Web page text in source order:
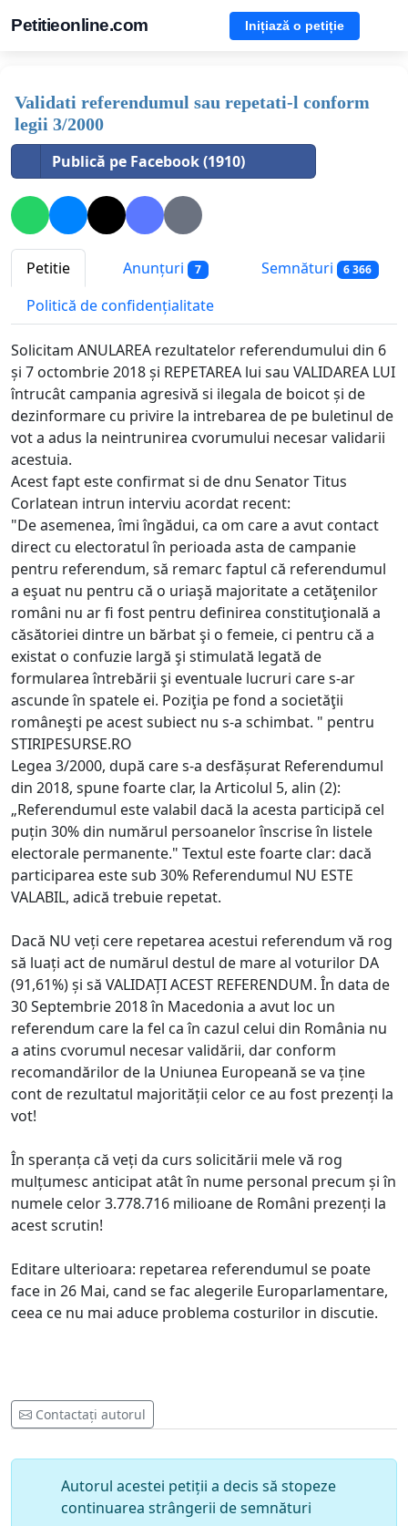
Petitieonline.com Inițiază o petiție
Validati referendumul sau repetati-l conform
legii 3/2000
Publică pe Facebook (1910)
Petitie Anunțuri 7 Semnături 6 366
Politică de confidențialitate
Solicitam ANULAREA rezultatelor referendumului din 6
și 7 octombrie 2018 și REPETAREA lui sau VALIDAREA LUI
întrucât campania agresivă si ilegala de boicot și de
dezinformare cu privire la intrebarea de pe buletinul de
vot a adus la neintrunirea cvorumului necesar validarii
acestuia.
Acest fapt este confirmat si de dnu Senator Titus
Corlatean intrun interviu acordat recent:
"De asemenea, îmi îngădui, ca om care a avut contact
direct cu electoratul în perioada asta de campanie
pentru referendum, să remarc faptul că referendumul
a eşuat nu pentru că o uriaşă majoritate a cetăţenilor
români nu ar fi fost pentru definirea constituţională a
căsătoriei dintre un bărbat şi o femeie, ci pentru că a
existat o confuzie largă şi stimulată legată de
formularea întrebării şi eventuale lucruri care s-ar
ascunde în spatele ei. Poziţia pe fond a societăţii
româneşti pe acest subiect nu s-a schimbat. " pentru
STIRIPESURSE.RO
Legea 3/2000, după care s-a desfășurat Referendumul
din 2018, spune foarte clar, la Articolul 5, alin (2):
„Referendumul este valabil dacă la acesta participă cel
puțin 30% din numărul persoanelor înscrise în listele
electorale permanente." Textul este foarte clar: dacă
participarea este sub 30% Referendumul NU ESTE
VALABIL, adică trebuie repetat.
Dacă NU veți cere repetarea acestui referendum vă rog
să luați act de numărul destul de mare al voturilor DA
(91,61%) și să VALIDAȚI ACEST REFERENDUM. În data de
30 Septembrie 2018 în Macedonia a avut loc un
referendum care la fel ca în cazul celui din România nu
a atins cvorumul necesar validării, dar conform
recomandărilor de la Uniunea Europeană se va ține
cont de rezultatul majorității celor ce au fost prezenți la
vot!
În speranța că veți da curs solicitării mele vă rog
mulțumesc anticipat atât în nume personal precum și în
numele celor 3.778.716 milioane de Români prezenți la
acest scrutin!
Editare ulterioara: repetarea referendumul se poate
face in 26 Mai, cand se fac alegerile Europarlamentare,
ceea ce nu mai aduce problema costurilor in discutie.
Contactați autorul
Autorul acestei petiții a decis să stopeze
continuarea strângerii de semnături